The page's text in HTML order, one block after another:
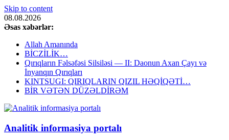
Skip to content
08.08.2026
Əsas xəbərlər:
Allah Amanında
BİCZİLİK…
Qırıqların Fəlsəfəsi Silsiləsi — II: Daonun Axan Çayı və
İnyanqın Qırıqları
KINTSUGI: QIRIQLARIN QIZIL HƏQİQƏTİ…
BİR VƏTƏN DÜZƏLDİRƏM
Analitik informasiya portalı